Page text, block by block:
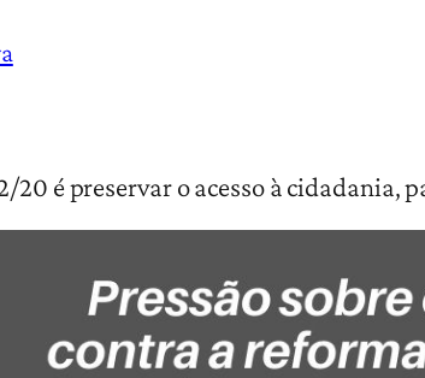
20 é preservar o acesso à cidadania,